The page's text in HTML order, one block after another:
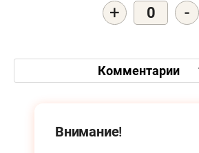
+ 0 -
Комментарии
Внимание!